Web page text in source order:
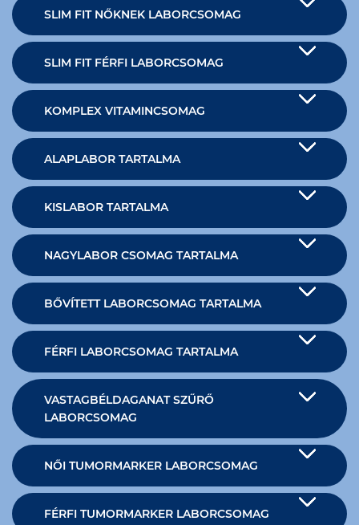
SLIM FIT NŐKNEK LABORCSOMAG
SLIM FIT FÉRFI LABORCSOMAG
KOMPLEX VITAMINCSOMAG
ALAPLABOR TARTALMA
KISLABOR TARTALMA
NAGYLABOR CSOMAG TARTALMA
BŐVÍTETT LABORCSOMAG TARTALMA
FÉRFI LABORCSOMAG TARTALMA
VASTAGBÉLDAGANAT SZŰRŐ
LABORCSOMAG
NŐI TUMORMARKER LABORCSOMAG
FÉRFI TUMORMARKER LABORCSOMAG